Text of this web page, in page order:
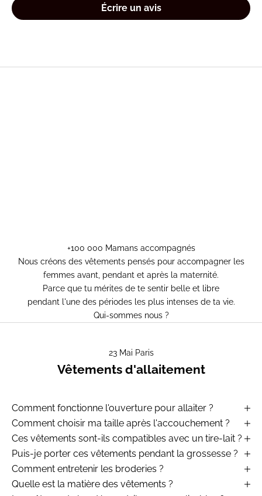
Écrire un avis
+100 000 Mamans accompagnés
Nous créons des vêtements pensés pour accompagner les
femmes avant, pendant et après la maternité.
Parce que tu mérites de te sentir belle et libre
pendant l'une des périodes les plus intenses de ta vie.
Qui-sommes nous ?
23 Mai Paris
Vêtements d'allaitement
Comment fonctionne l'ouverture pour allaiter ?
Comment choisir ma taille après l'accouchement ?
Ces vêtements sont-ils compatibles avec un tire-lait ?
Puis-je porter ces vêtements pendant la grossesse ?
Comment entretenir les broderies ?
Quelle est la matière des vêtements ?